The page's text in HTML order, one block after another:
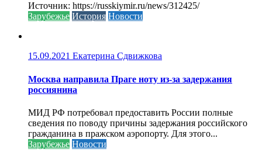
Источник: https://russkiymir.ru/news/312425/
Зарубежье История Новости
15.09.2021 Екатерина Сдвижкова
Москва направила Праге ноту из-за задержания
россиянина
МИД РФ потребовал предоставить России полные
сведения по поводу причины задержания российского
гражданина в пражском аэропорту. Для этого...
Зарубежье Новости